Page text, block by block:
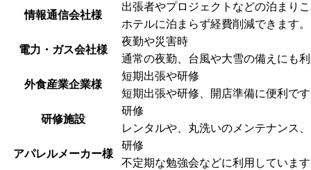
情報通信会社様
出張者やプロジェクトなどの泊まり
ホテルに泊まらず経費削減できます。
電力・ガス会社様
夜勤や災害時
通常の夜勤、台風や大雪の備えにも
外食産業企業様
短期出張や研修
短期出張や研修、開店準備に便利で
研修施設
研修
レンタルや、丸洗いのメンテナンス
アパレルメーカー様
研修
不定期な勉強会などに利用していま